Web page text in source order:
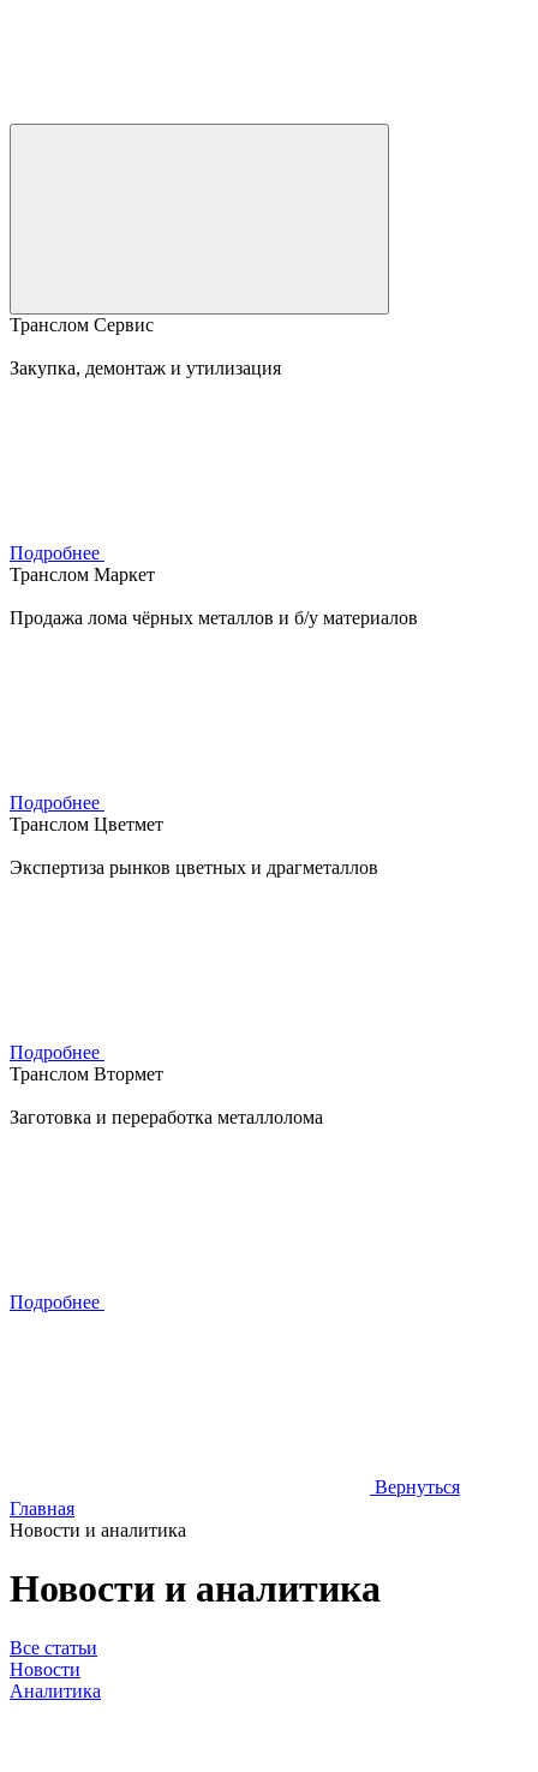
Транслом Сервис
Закупка, демонтаж и утилизация
Подробнее
Транслом Маркет
Продажа лома чёрных металлов и б/у материалов
Подробнее
Транслом Цветмет
Экспертиза рынков цветных и драгметаллов
Подробнее
Транслом Втормет
Заготовка и переработка металлолома
Подробнее
Вернуться
Главная
Новости и аналитика
Новости и аналитика
Все статьи
Новости
Аналитика